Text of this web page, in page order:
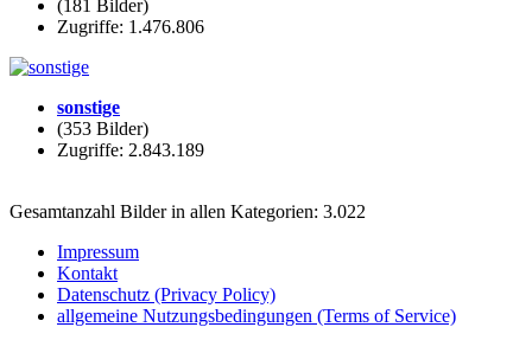
(181 Bilder)
Zugriffe: 1.476.806
sonstige
(353 Bilder)
Zugriffe: 2.843.189
Gesamtanzahl Bilder in allen Kategorien: 3.022
Impressum
Kontakt
Datenschutz (Privacy Policy)
allgemeine Nutzungsbedingungen (Terms of Service)